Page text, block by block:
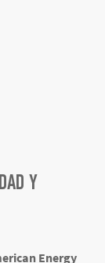
Y
Energy